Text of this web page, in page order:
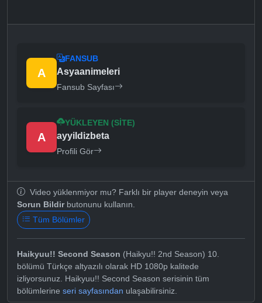
A
FANSUB
Asyaanimeleri
Fansub Sayfası
A
YÜKLEYEN (SITE)
ayyildizbeta
Profili Gör
Video yüklenmiyor mu? Farklı bir player deneyin veya
Sorun Bildirbutonunu kullanın.
Tüm Bölümler
Haikyuu!! Second Season (Haikyu!! 2nd Season) 10.
bölümü Türkçe altyazılı olarak HD 1080p kalitede
izliyorsunuz. Haikyuu!! Second Season serisinin tüm
bölümlerine seri sayfasından ulaşabilirsiniz.